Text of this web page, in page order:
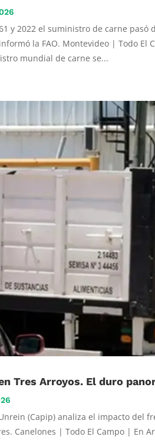
y 2022 el suministro de carne
la FAO. Montevideo | Todo El
mundial de carne se...
Tres Arroyos. El duro
(Capip) analiza el impacto del
Canelones | Todo El Campo | En